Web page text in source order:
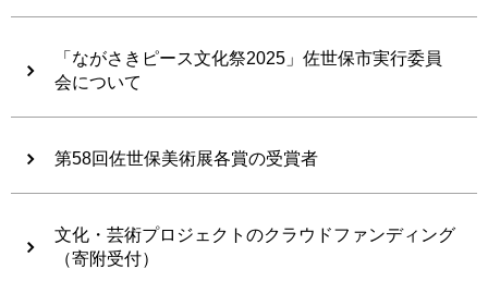
「ながさきピース文化祭2025」佐世保市実行委員
会について
第58回佐世保美術展各賞の受賞者
文化・芸術プロジェクトのクラウドファンディング
（寄附受付）